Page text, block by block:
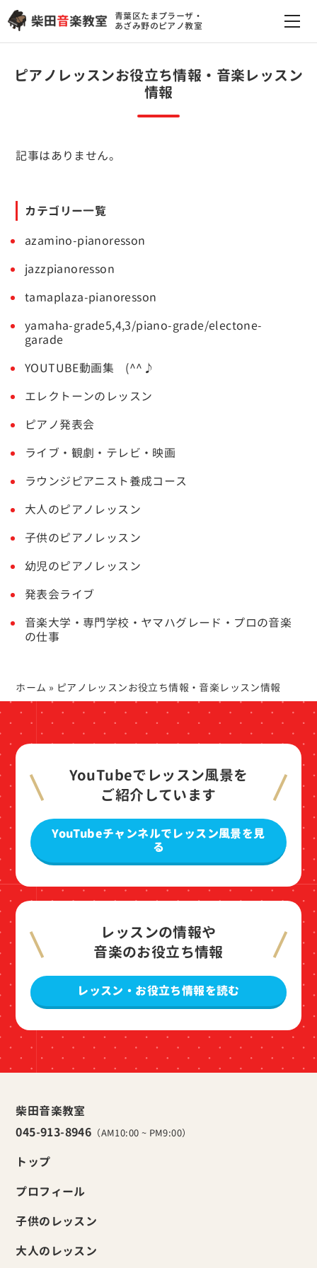
青葉区たまプラーザ・
あざみ野のピアノ教室
ピアノレッスンお役立ち情報・音楽レッスン
情報
記事はありません。
カテゴリー一覧
azamino-pianoresson
jazzpianoresson
tamaplaza-pianoresson
yamaha-grade5,4,3/piano-grade/electone-
garade
YOUTUBE動画集 (^^♪
エレクトーンのレッスン
ピアノ発表会
ライブ・観劇・テレビ・映画
ラウンジピアニスト養成コース
大人のピアノレッスン
子供のピアノレッスン
幼児のピアノレッスン
発表会ライブ
音楽大学・専門学校・ヤマハグレード・プロの音楽
の仕事
ホーム » ピアノレッスンお役立ち情報・音楽レッスン情報
YouTubeでレッスン風景を
ご紹介しています
YouTubeチャンネルでレッスン風景を見
る
レッスンの情報や
音楽のお役立ち情報
レッスン・お役立ち情報を読む
柴田音楽教室
045-913-8946 （AM10:00 ~ PM9:00）
トップ
プロフィール
子供のレッスン
大人のレッスン